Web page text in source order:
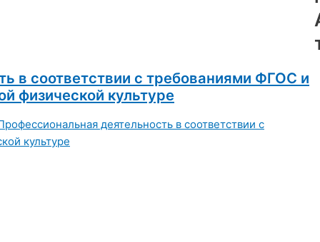
в соответствии с требованиями ФГОС и
физической культуре